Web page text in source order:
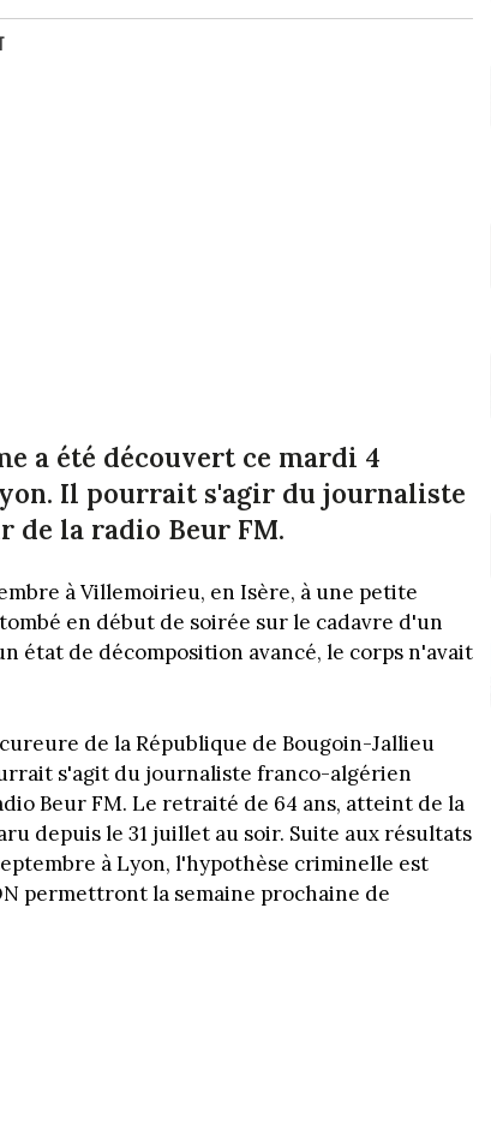
a été découvert ce mardi 4
Il pourrait s'agir du journaliste
de la radio Beur FM.
à Villemoirieu, en Isère, à une petite
en début de soirée sur le cadavre d'un
état de décomposition avancé, le corps n'avait
de la République de Bougoin-Jallieu
s'agit du journaliste franco-algérien
Beur FM. Le retraité de 64 ans, atteint de la
depuis le 31 juillet au soir. Suite aux résultats
à Lyon, l'hypothèse criminelle est
permettront la semaine prochaine de